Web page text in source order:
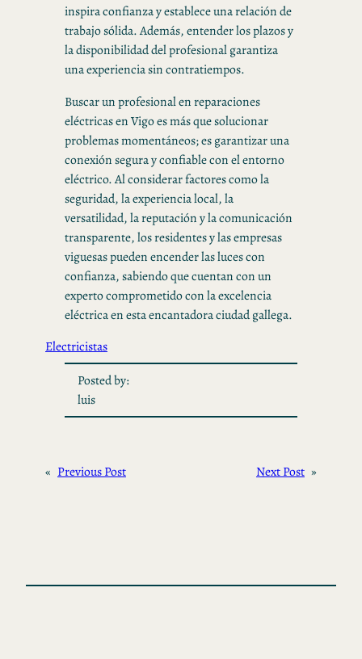
inspira confianza y establece una relación de
trabajo sólida. Además, entender los plazos y
la disponibilidad del profesional garantiza
una experiencia sin contratiempos.
Buscar un profesional en reparaciones
eléctricas en Vigo es más que solucionar
problemas momentáneos; es garantizar una
conexión segura y confiable con el entorno
eléctrico. Al considerar factores como la
seguridad, la experiencia local, la
versatilidad, la reputación y la comunicación
transparente, los residentes y las empresas
viguesas pueden encender las luces con
confianza, sabiendo que cuentan con un
experto comprometido con la excelencia
eléctrica en esta encantadora ciudad gallega.
Electricistas
Posted by:
luis
« Previous Post Next Post »